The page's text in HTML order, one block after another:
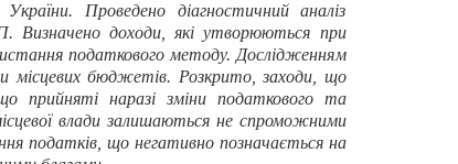
Проведено діагностичний аналіз
Визначено доходи, які утворюються при
податкового методу. Дослідженням
місцевих бюджетів. Розкрито, заходи, що
прийняті наразі зміни податкового та
влади залишаються не спроможними
податків, що негативно позначається на